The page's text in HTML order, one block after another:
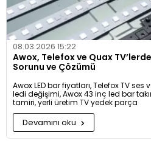
08.03.2026 15:22
Awox, Telefox ve Quax
Sorunu ve Çözümü
Awox LED bar fiyatları, Telefox TV
ledi değişimi, Awox 43 inç led bar
tamiri, yerli üretim TV yedek parça
Devamını oku